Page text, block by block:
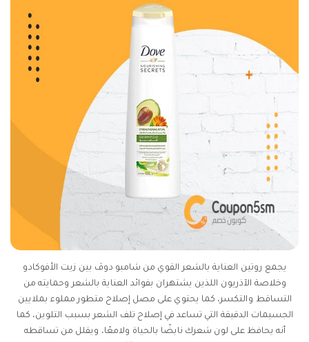
يجمع روتين العناية بالشعر القوي من شامبو دوڤ بين زيت الأفوكادو
وخلاصة الآذريون اللذين يشتهران بفوائد العناية بالشعر وحمايته من
التساقط والتكسر، كما يحتوي على مصل إصلاح متطور مملوء بملايين
الجسيمات الدقيقة التي تساعد في إصلاح تلف الشعر بسبب التلوين، كما
أنه يحافظ على لون شعرك نابضًا بالحياة ولامعًا، ويقلل من تساقطه